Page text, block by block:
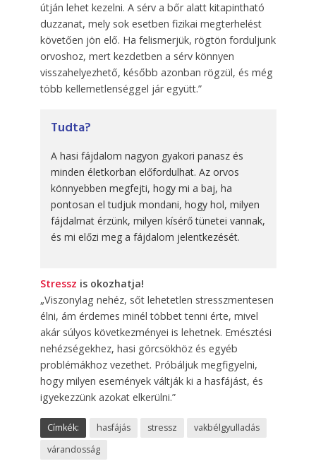
útján lehet kezelni. A sérv a bőr alatt kitapintható
duzzanat, mely sok esetben fizikai megterhelést
követően jön elő. Ha felismerjük, rögtön forduljunk
orvoshoz, mert kezdetben a sérv könnyen
visszahelyezhető, később azonban rögzül, és még
több kellemetlenséggel jár együtt.”
Tudta?
A hasi fájdalom nagyon gyakori panasz és
minden életkorban előfordulhat. Az orvos
könnyebben megfejti, hogy mi a baj, ha
pontosan el tudjuk mondani, hogy hol, milyen
fájdalmat érzünk, milyen kísérő tünetei vannak,
és mi előzi meg a fájdalom jelentkezését.
Stressz is okozhatja!
„Viszonylag nehéz, sőt lehetetlen stresszmentesen
élni, ám érdemes minél többet tenni érte, mivel
akár súlyos következményei is lehetnek. Emésztési
nehézségekhez, hasi görcsökhöz és egyéb
problémákhoz vezethet. Próbáljuk megfigyelni,
hogy milyen események váltják ki a hasfájást, és
igyekezzünk azokat elkerülni.”
Címkék: hasfájás stressz
vakbélgyulladás
várandosság